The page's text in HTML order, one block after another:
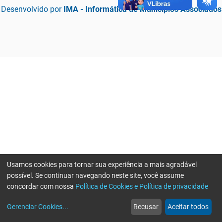
Desenvolvido por IMA - Informática de Municípios Associados
web
Notícias
more_horiz
Mais
Usamos cookies para tornar sua experiência a mais agradável
possível. Se continuar navegando neste site, você assume
concordar com nossa Política de Cookies e Política de privacidade
Gerenciar Cookies... Recusar Aceitar todos
Erro ao enviar informações, por favor tente novamente